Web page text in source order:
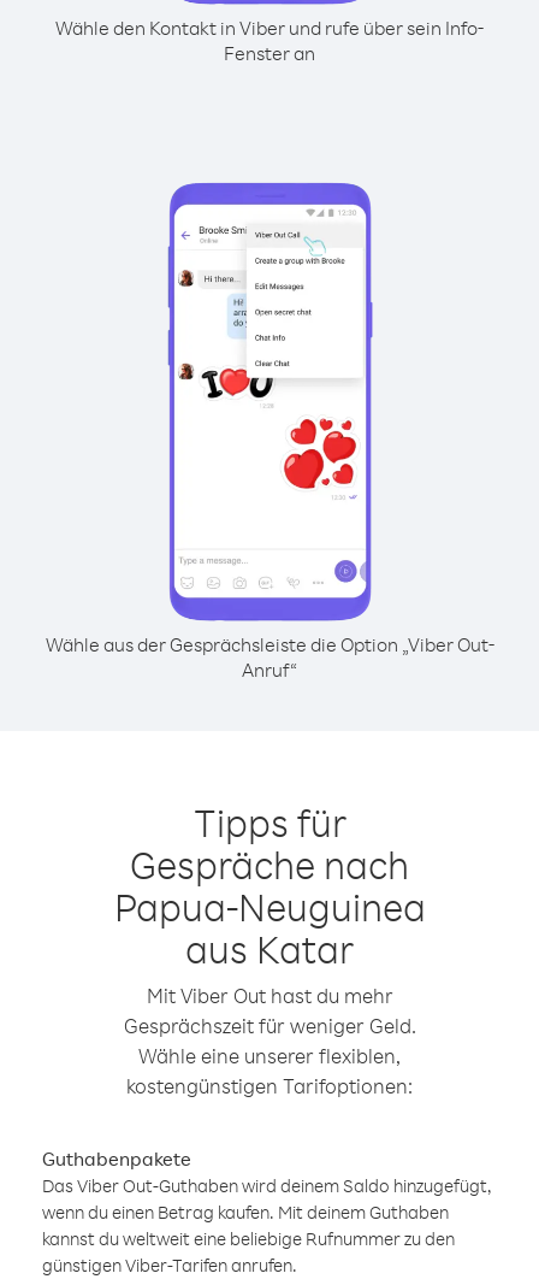
Wähle den Kontakt in Viber und rufe über sein Info-
Fenster an
Wähle aus der Gesprächsleiste die Option „Viber Out-
Anruf“
Tipps für
Gespräche nach
Papua-Neuguinea
aus Katar
Mit Viber Out hast du mehr
Gesprächszeit für weniger Geld.
Wähle eine unserer flexiblen,
kostengünstigen Tarifoptionen:
Guthabenpakete
Das Viber Out-Guthaben wird deinem Saldo hinzugefügt,
wenn du einen Betrag kaufen. Mit deinem Guthaben
kannst du weltweit eine beliebige Rufnummer zu den
günstigen Viber-Tarifen anrufen.